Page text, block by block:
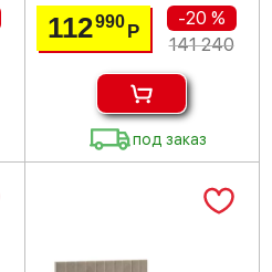
112990 Р
-20 %
141 240
под заказ